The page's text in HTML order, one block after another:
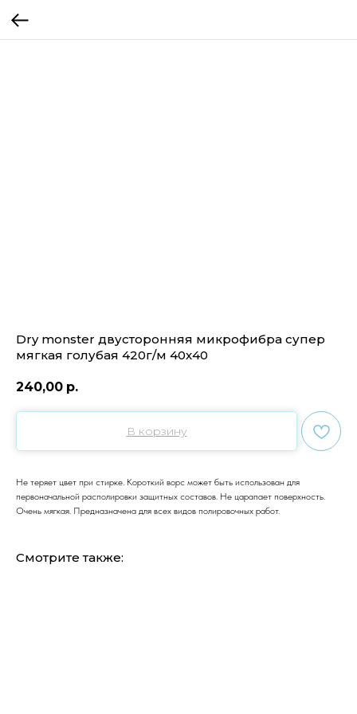
Dry monster двусторонняя микрофибра супер
мягкая голубая 420г/м 40х40
240,00 р.
В корзину
Не теряет цвет при стирке. Короткий ворс может быть использован для
первоначальной располировки защитных составов. Не царапает поверхность.
Очень мягкая. Предназначена для всех видов полировочных работ.
Смотрите также: